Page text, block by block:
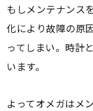
もしメンテナンス
化により故障の原
ってしまい。時計
います。
よってオメガはメ